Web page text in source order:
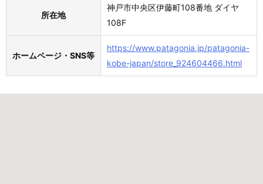
所在地
神戸市中央区伊藤町108番地 ダイヤ
108F
ホームページ・SNS等
https://www.patagonia.jp/patagonia-
kobe-japan/store_924604466.html